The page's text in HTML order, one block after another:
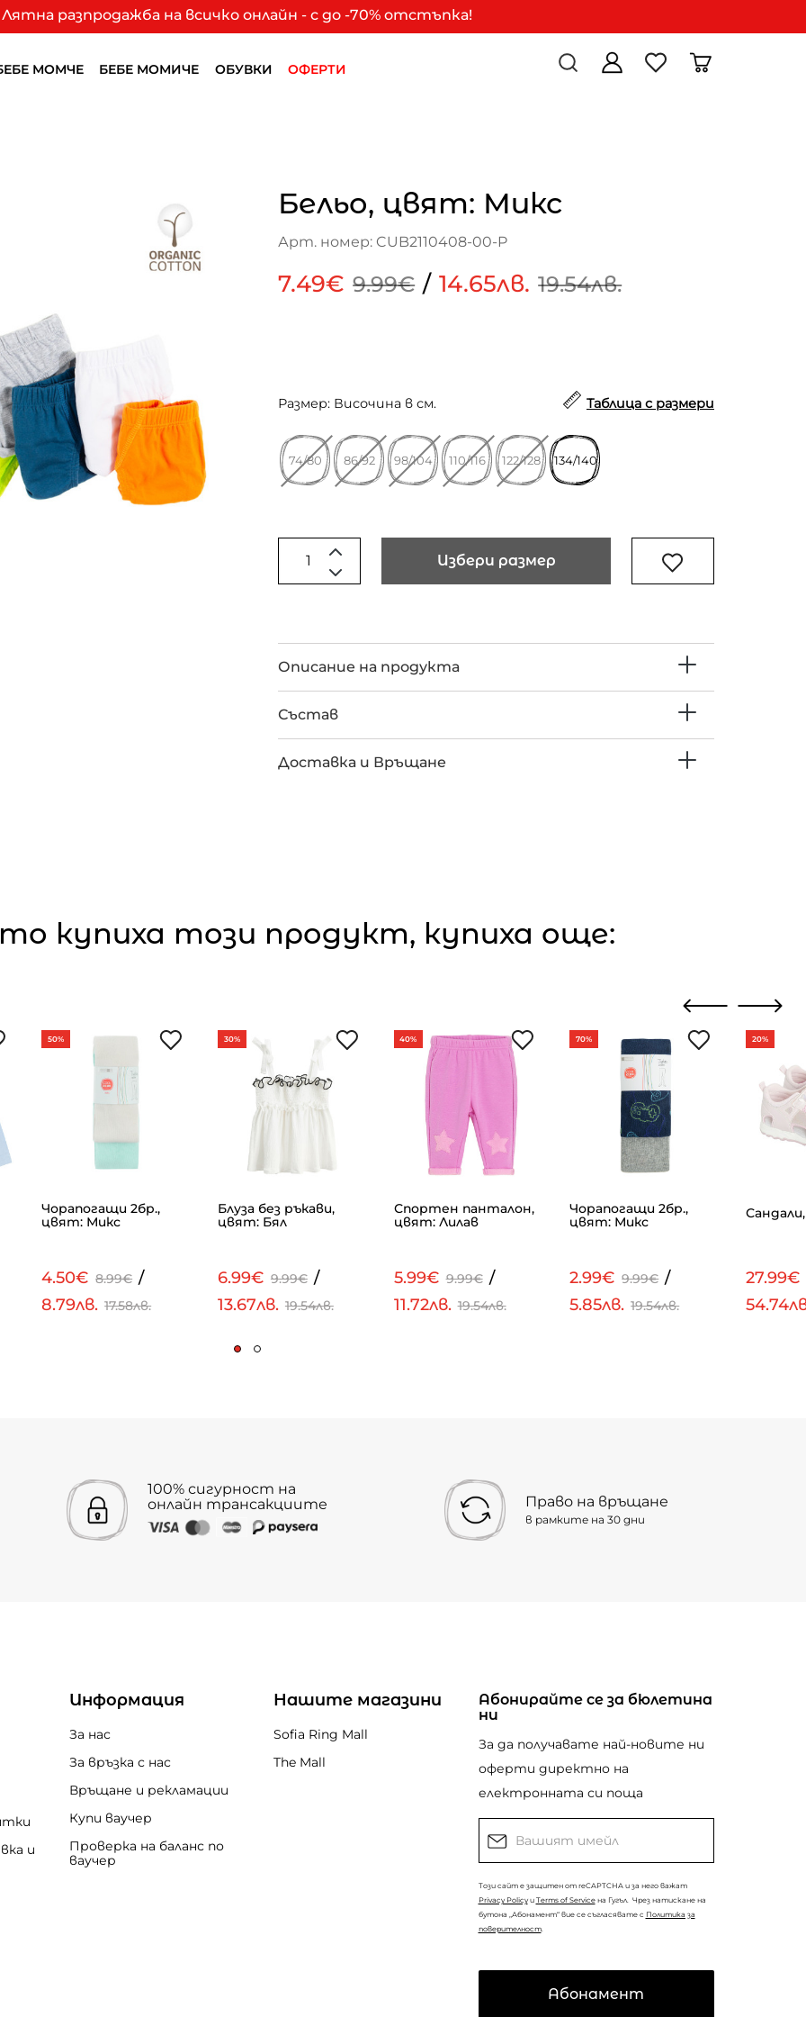
разпродажба на всичко онлайн - с до -70% отстъпка!
МОМЧЕ БЕБЕ МОМИЧЕ ОБУВКИ ОФЕРТИ
Бельо, цвят: Микс
Арт. номер: CUB2110408-00-P
7.49€ 9.99€ / 14.65лв. 19.54лв.
Размер: Височина в см. Таблица с размери
74/80 86/92 98/104 110/116 122/128 134/140
Избери размер
Описание на продукта
Състав
Доставка и Връщане
купиха този продукт, купиха още:
50%
Чорапогащи 2бр.,
цвят: Микс
4.50€ 8.99€ /
8.79лв. 17.58лв.
30%
Блуза без ръкави,
цвят: Бял
6.99€ 9.99€ /
13.67лв. 19.54лв.
40%
Спортен панталон,
цвят: Лилав
5.99€ 9.99€ /
11.72лв. 19.54лв.
70%
Чорапогащи 2бр.,
цвят: Микс
2.99€ 9.99€ /
5.85лв. 19.54лв.
20%
27.99€
100% сигурност на
онлайн трансакциите
Право на връщане
в рамките на 30 дни
и
Информация
За нас
За връзка с нас
Връщане и рекламации
Купи ваучер
Проверка на баланс по
ваучер
Нашите магазини
Sofia Ring Mall
The Mall
Абонирайте се за бюлетина
ни
За да получавате най-новите ни
оферти директно на
електронната си поща
Този сайт е защитен от reCAPTCHA и за него важат
Privacy Policyи Terms of Serviceна Гугъл. Чрез натискане на
бутона „Абонамент“ вие се съгласявате с Политика за
поверителност.
Абонамент